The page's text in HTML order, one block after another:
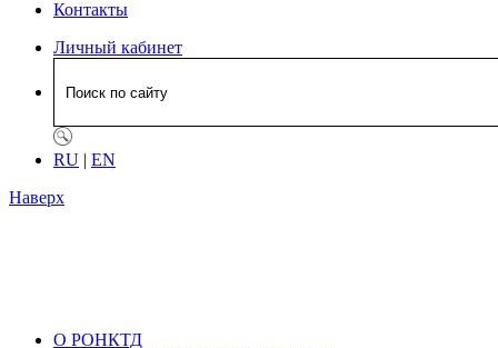
Контакты
Личный кабинет
RU | EN
Наверх
О РОНКТД